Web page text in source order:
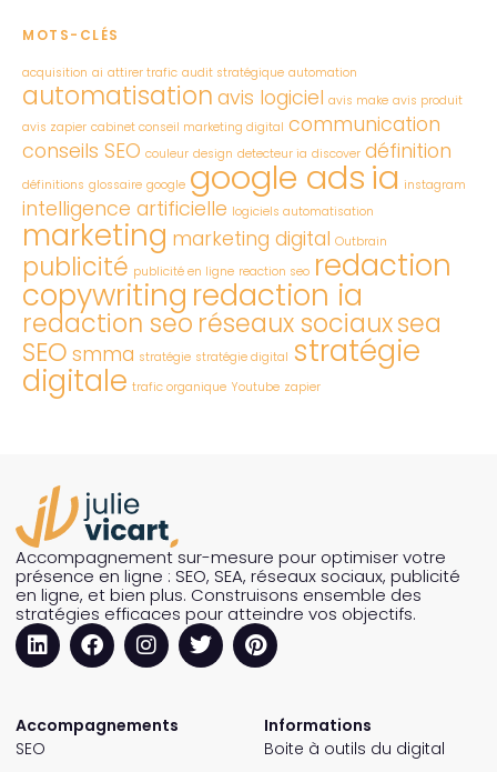
MOTS-CLÉS
acquisition ai attirer trafic audit stratégique automation
automatisation avis logiciel avis make avis produit
avis zapier cabinet conseil marketing digital communication
conseils SEO couleur design detecteur ia discover définition
définitions glossaire google google adsia instagram
intelligence artificielle logiciels automatisation
marketing marketing digital Outbrain
publicité publicité en ligne reaction seo redaction
copywriting redaction ia
redaction seo réseaux sociauxsea
SEO smma stratégie stratégie digital stratégie
digitale trafic organique Youtube zapier
Accompagnement sur-mesure pour optimiser votre
présence en ligne : SEO, SEA, réseaux sociaux, publicité
en ligne, et bien plus. Construisons ensemble des
stratégies efficaces pour atteindre vos objectifs.
Accompagnements
SEO
Informations
Boite à outils du digital